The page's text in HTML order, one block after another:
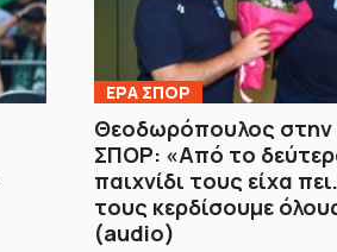
ΕΡΑ ΣΠΟΡ
Θεοδωρόπουλος στην
ΣΠΟΡ: «Από το
παιχνίδι τους είχα
τους κερδίσουμε
(audio)